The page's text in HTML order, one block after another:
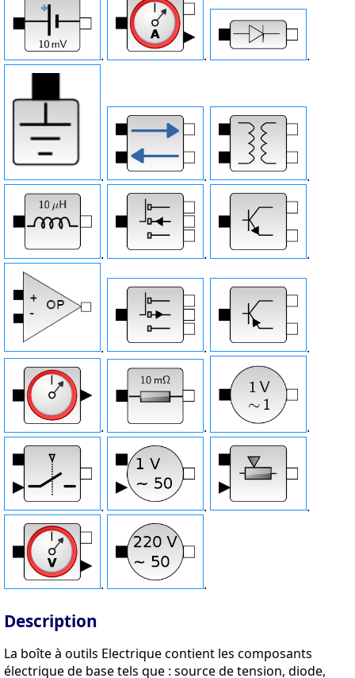
. . .
. . .
. . .
. . .
. . .
. . .
. .
Description
La boîte à outils Electrique contient les composants
électrique de base tels que : source de tension, diode,